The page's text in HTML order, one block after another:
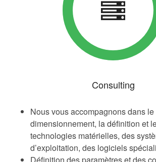
Consulting
Nous vous accompagnons dans le
dimensionnement, la définition et
technologies matérielles, des
d’exploitation, des logiciels